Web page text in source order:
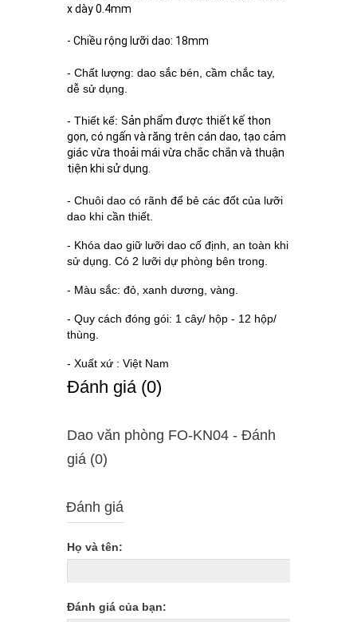
x dày 0.4mm
- Chiều rộng lưỡi dao: 18mm
- Chất lượng: dao sắc bén, cầm chắc tay,
dễ sử dụng.
- Thiết kế: Sản phẩm được thiết kế thon
gọn, có ngấn và răng trên cán dao, tạo cảm
giác vừa thoải mái vừa chắc chắn và thuận
tiện khi sử dụng.
- Chuôi dao có rãnh để bẻ các đốt của lưỡi
dao khi cần thiết.
- Khóa dao giữ lưỡi dao cố định, an toàn khi
sử dụng. Có 2 lưỡi dự phòng bên trong.
- Màu sắc: đỏ, xanh dương, vàng.
- Quy cách đóng gói: 1 cây/ hộp - 12 hộp/
thùng.
- Xuất xứ : Việt Nam
Ðánh giá (0)
Dao văn phòng FO-KN04 - Ðánh
giá (0)
Đánh giá
Họ và tên:
Đánh giá của bạn: